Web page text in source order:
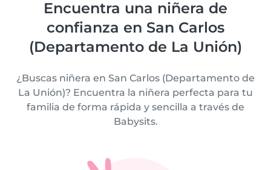
Encuentra una niñera de
confianza en San Carlos
(Departamento de La Unión)
¿Buscas niñera en San Carlos (Departamento de
La Unión)? Encuentra la niñera perfecta para tu
familia de forma rápida y sencilla a través de
Babysits.